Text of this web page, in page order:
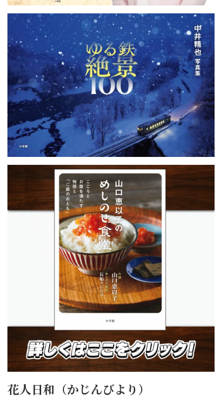
花人日和（かじんびより）